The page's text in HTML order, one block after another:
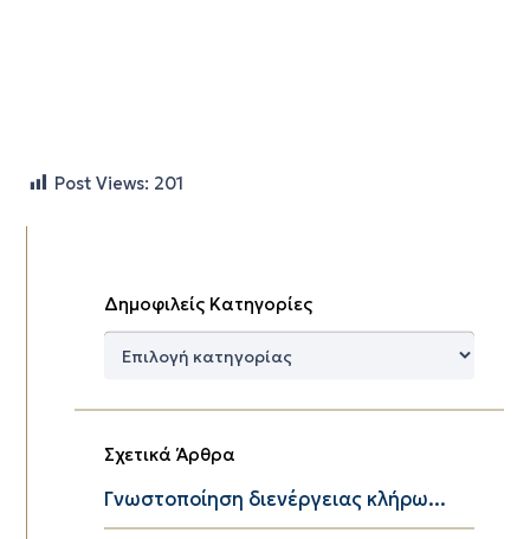
Post Views: 201
Δημοφιλείς Κατηγορίες
Δημοφιλείς
Σχετικά Άρθρα
Γνωστοποίηση διενέργειας κλήρω...